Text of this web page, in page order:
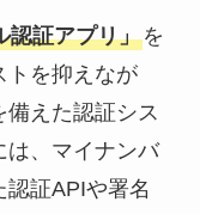
認証アプリ」を
トを抑えなが
備えた認証シス
は、マイナンバ
証APIや署名